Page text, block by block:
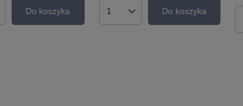
Do koszyka Ilość produktówDo koszyka